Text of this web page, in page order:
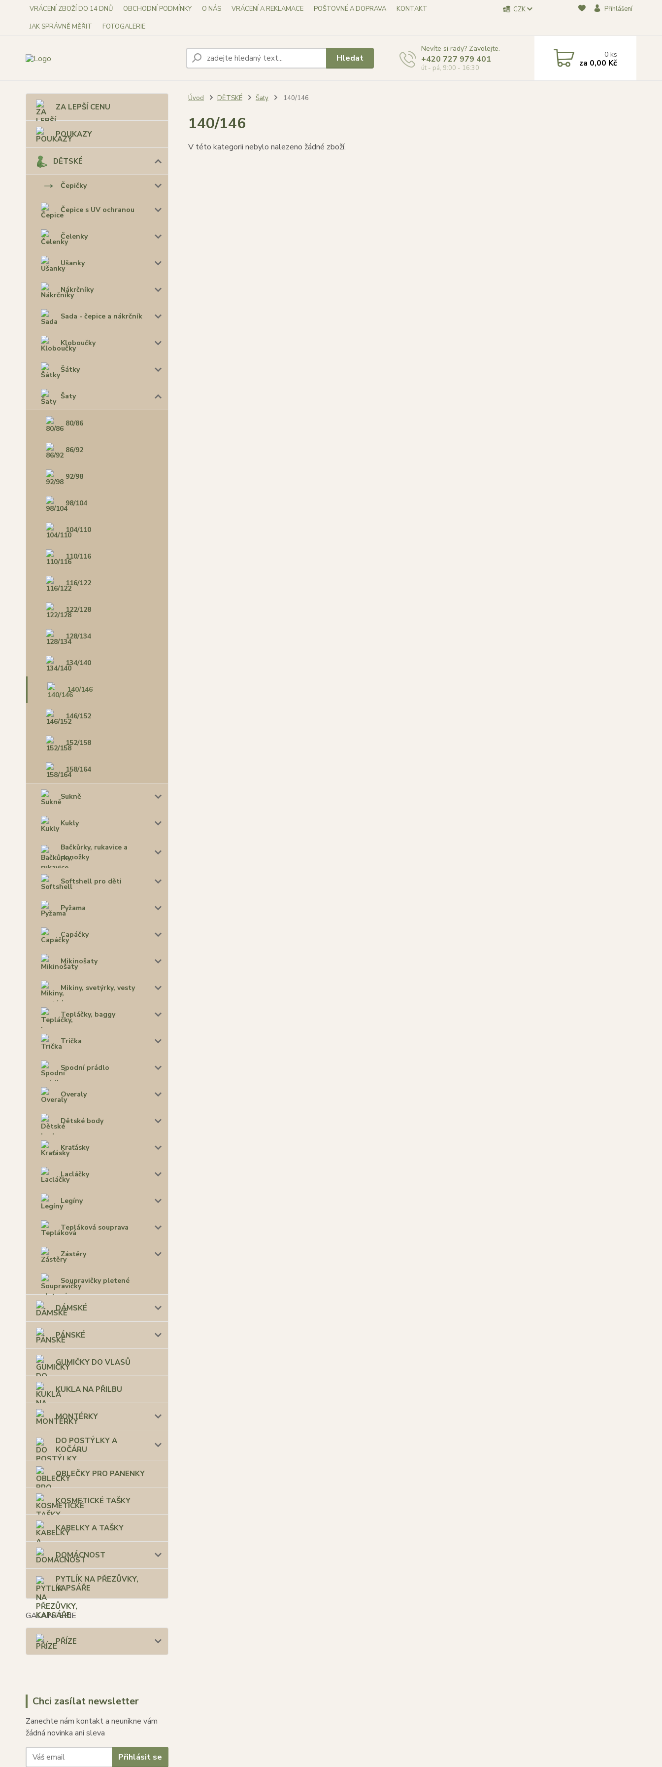
VRÁCENÍ ZBOŽÍ DO 14 DNŮ OBCHODNÍ PODMÍNKY O NÁS VRÁCENÍ A REKLAMACE POŠTOVNÉ A DOPRAVA
KONTAKT
JAK SPRÁVNĚ MĚŘIT
FOTOGALERIE
CZK Přihlášení
Hledat
Nevíte si rady? Zavolejte.
+420 727 979 401
út - pá, 9:00 - 16:30
0ks
za 0,00 Kč
ZA LEPŠÍ CENU
POUKAZY
DĚTSKÉ
Čepičky
Čepice s UV ochranou
Čelenky
Ušanky
Nákrčníky
Sada - čepice a nákrčník
Kloboučky
Šátky
Šaty
80/86
86/92
92/98
98/104
104/110
110/116
116/122
122/128
128/134
134/140
140/146
146/152
152/158
158/164
Sukně
Kukly
Bačkůrky, rukavice a
ponožky
Softshell pro děti
Pyžama
Capáčky
Mikinošaty
Mikiny, svetýrky, vesty
Tepláčky, baggy
Trička
Spodní prádlo
Overaly
Dětské body
Kraťásky
Lacláčky
Legíny
Tepláková souprava
Zástěry
Soupravičky pletené
DÁMSKÉ
PÁNSKÉ
GUMIČKY DO VLASŮ
KUKLA NA PŘILBU
MONTÉRKY
DO POSTÝLKY A
KOČÁRU
OBLEČKY PRO PANENKY
KOSMETICKÉ TAŠKY
KABELKY A TAŠKY
DOMÁCNOST
PYTLÍK NA PŘEZŮVKY,
KAPSÁŘE
GALANTERIE
PŘÍZE
Chci zasílat newsletter
Zanechte nám kontakt a neunikne vám
žádná novinka ani sleva
Přihlásit se
Úvod DĚTSKÉ Šaty 140/146
140/146
V této kategorii nebylo nalezeno žádné zboží.